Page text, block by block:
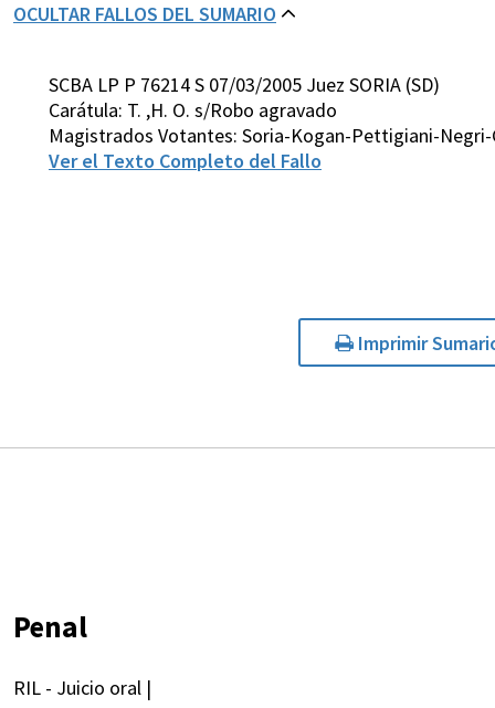
OCULTAR FALLOS DEL SUMARIO
SCBA LP P 76214 S 07/03/2005 Juez SORIA (SD)
Carátula: T. ,H. O. s/Robo agravado
Magistrados Votantes: Soria-Kogan-Pettigiani-Negri-
Ver el Texto Completo del Fallo
Imprimir
Penal
RIL - Juicio oral |